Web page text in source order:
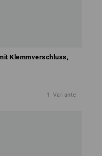
Klemmverschluss,
1 Variante